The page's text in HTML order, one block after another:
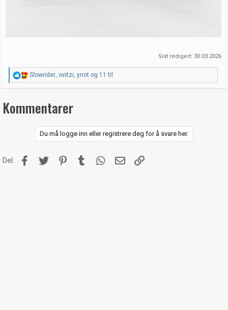
Sist redigert: 30.03.2026
R
e
a
s
j
Slowrider, ovitzi, ynot og 11 til
Kommentarer
Du må logge inn eller registrere deg for å svare her.
Del: Facebook
Twitter PinterestTumblr WhatsApp
E-postLink